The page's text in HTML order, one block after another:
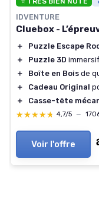
IDVENTURE
Cluebox -
＋ Puzzle Escape
＋
Puzzle 3D immersif
＋
Boîte en Bois de
＋
Cadeau Original
＋
Casse-tête
★★★★★
★★★★★ 4,7/5 —
Voir l'offre